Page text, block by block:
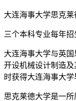
大连海事大学思克莱
三个本科专业每年招
大连海事大学与英
开设机械设计制造
时获得大连海事大
思克莱德大学是一